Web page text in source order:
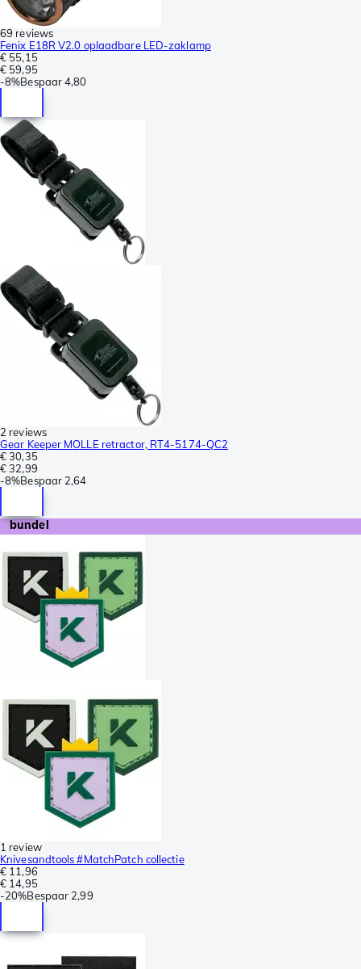
69 reviews
Fenix E18R V2.0 oplaadbare LED-zaklamp
€ 55,15
€ 59,95
-8%Bespaar4,80
2 reviews
Gear Keeper MOLLE retractor, RT4-5174-QC2
€ 30,35
€ 32,99
-8%Bespaar 2,64
bundel
1 review
Knivesandtools #MatchPatch collectie
€ 11,96
€ 14,95
-20%Bespaar 2,99